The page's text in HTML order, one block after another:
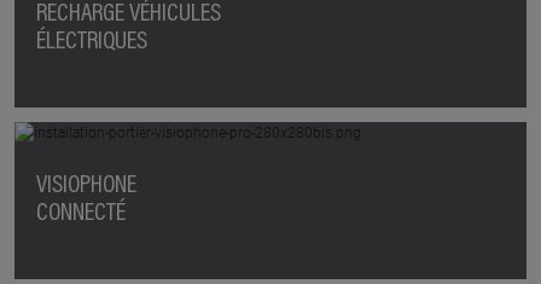
RECHARGE VÉHICULES
ÉLECTRIQUES
VISIOPHONE
CONNECTÉ